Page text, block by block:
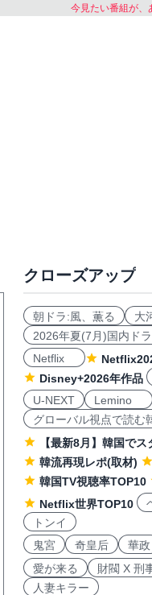
今見たい番組が、
クローズアップ
朝ドラ:風、薫る 大
2026年夏(7月)国内ド
Netflix
Disney+2026年作品
U-NEXT
Lemino
グローバル視点で読む
【最新8月】韓国で
韓流再現レポ(取材)
韓国TV視聴率TOP10
Netflix世界TOP10
トンイ
鬼宮
奇皇后 華政
愛が来る
財閥 X 刑
人妻キラー